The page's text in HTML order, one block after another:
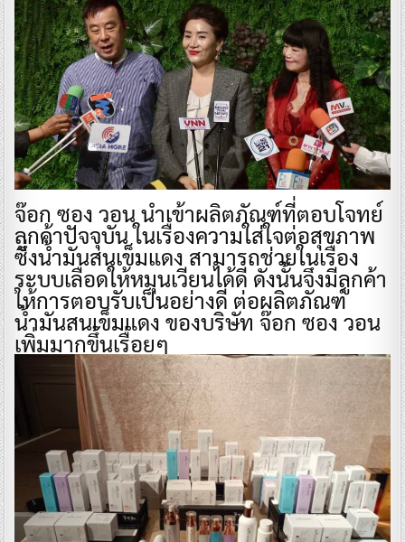
จ๊อก ซอง วอน นำเข้าผลิตภัณฑ์ที่ตอบโจทย์
ลูกค้าปัจจุบัน ในเรื่องความใส่ใจต่อสุขภาพ
ซึ่งน้ำมันสนเข็มแดง สามารถช่วยในเรื่อง
ระบบเลือดให้หมุนเวียนได้ดี ดังนั้นจึงมีลูกค้า
ให้การตอบรับเป็นอย่างดี ต่อผลิตภัณฑ์
น้ำมันสนเข็มแดง ของบริษัท จ๊อก ซอง วอน
เพิ่มมากขึ้นเรื่อยๆ